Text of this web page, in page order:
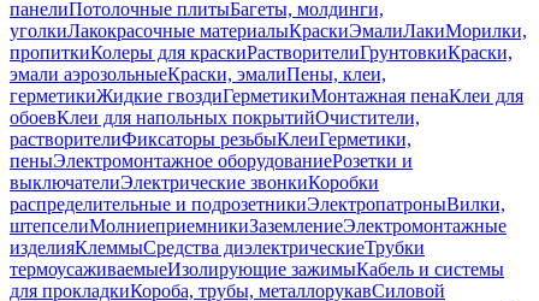
панелиПотолочные плитыБагеты, молдинги,
уголкиЛакокрасочные материалыКраскиЭмалиЛакиМорилки,
пропиткиКолеры для краскиРастворителиГрунтовкиКраски,
эмали аэрозольныеКраски, эмалиПены, клеи,
герметикиЖидкие гвоздиГерметикиМонтажная пенаКлеи для
обоевКлеи для напольных покрытийОчистители,
растворителиФиксаторы резьбыКлеиГерметики,
пеныЭлектромонтажное оборудованиеРозетки и
выключателиЭлектрические звонкиКоробки
распределительные и подрозетникиЭлектропатроныВилки,
штепселиМолниеприемникиЗаземлениеЭлектромонтажные
изделияКлеммыСредства диэлектрическиеТрубки
термоусаживаемыеИзолирующие зажимыКабель и системы
для прокладкиКороба, трубы, металлорукавСиловой